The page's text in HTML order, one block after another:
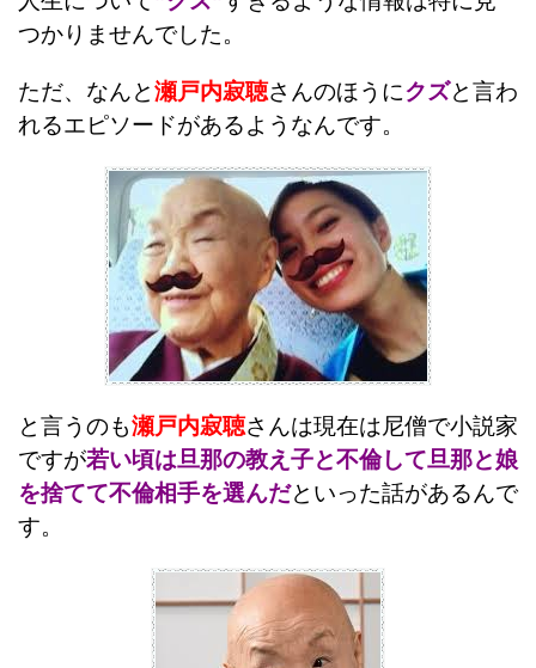
つかりませんでした。
ただ、なんと瀬戸内寂聴さんのほうにクズと言わ
れるエピソードがあるようなんです。
と言うのも瀬戸内寂聴さんは現在は尼僧で小説家
ですが若い頃は旦那の教え子と不倫して旦那と娘
を捨てて不倫相手を選んだといった話があるんで
す。